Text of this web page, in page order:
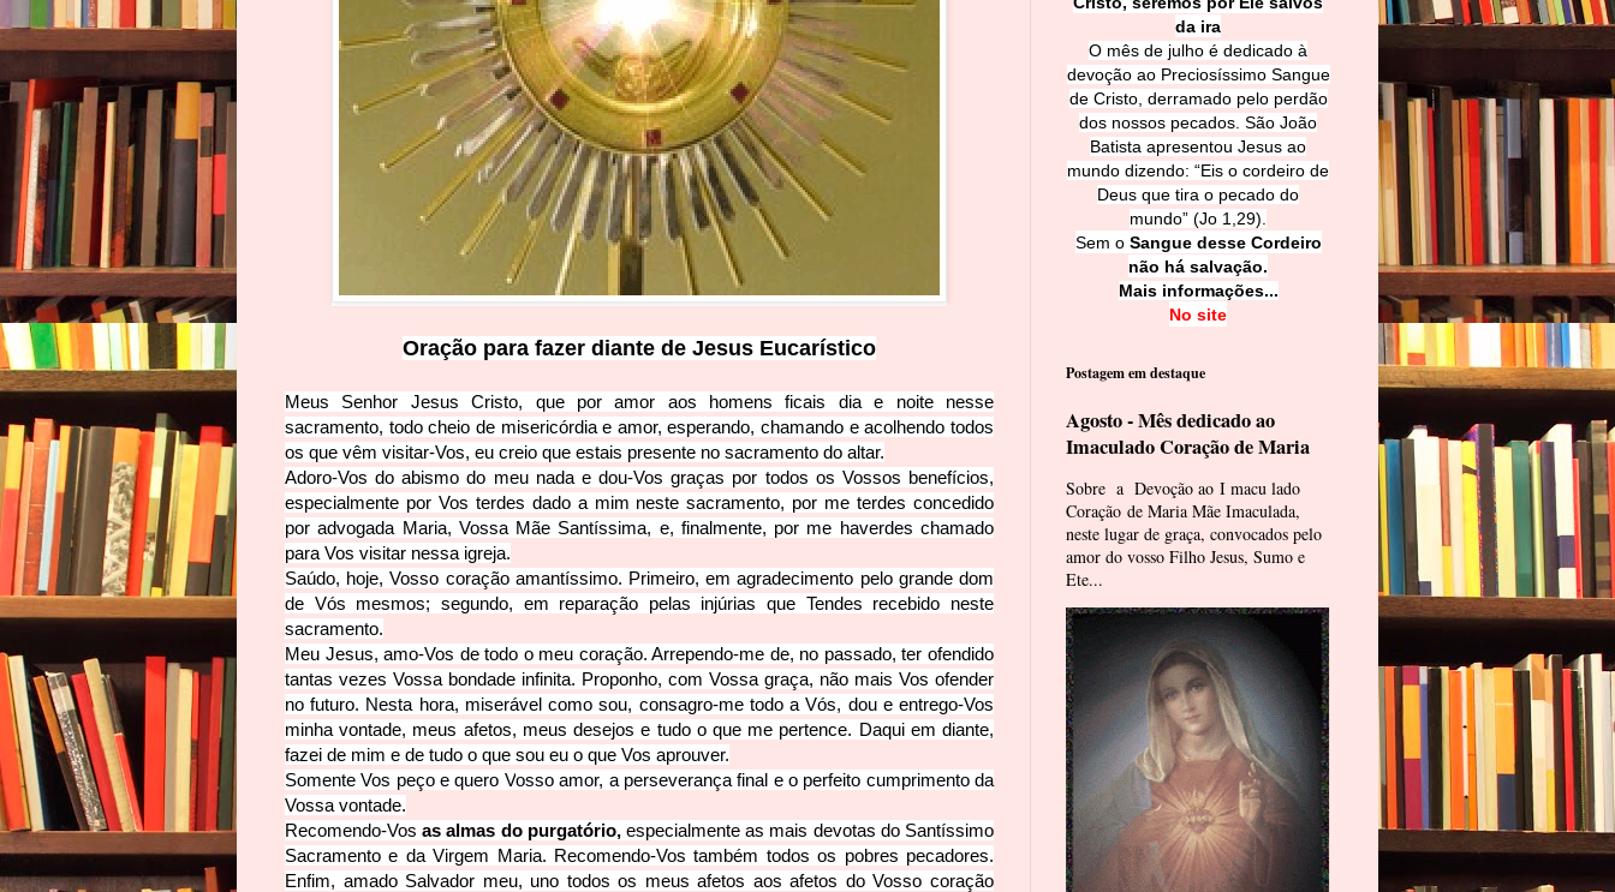
Oração para fazer diante de Jesus Eucarístico
Meus Senhor Jesus Cristo, que por amor aos homens ficais dia e noite nesse
sacramento, todo cheio de misericórdia e amor, esperando, chamando e acolhendo todos
os que vêm visitar-­Vos, eu creio que estais presente no sacramento do altar.
Adoro-Vos do abismo do meu nada e dou-­Vos graças por todos os Vossos benefícios,
especialmente por Vos terdes dado a mim neste sacramento, por me terdes concedido
por advogada Maria, Vossa Mãe Santíssima, e, finalmente, por me haverdes chamado
para Vos visitar nessa igreja.
Saúdo, hoje, Vosso coração amantíssimo. Primeiro, em agradecimento pelo grande dom
de Vós mesmos; segundo, em reparação pelas injúrias que Tendes recebido neste
sacramento.
Meu Jesus, amo-­Vos de todo o meu coração. Arrependo-­me de, no passado, ter ofendido
tantas vezes Vossa bondade infinita. Proponho, com Vossa graça, não mais Vos ofender
no futuro. Nesta hora, miserável como sou, consagro-­me todo a Vós, dou e entrego-Vos
minha vontade, meus afetos, meus desejos e tudo o que me pertence. Daqui em diante,
fazei de mim e de tudo o que sou eu o que Vos aprouver.
Somente Vos peço e quero Vosso amor, a perseverança final e o perfeito cumprimento da
Vossa vontade.
Recomendo-Vosas almas do purgatório,especialmente as mais devotas do Santíssimo
Sacramento e da Virgem Maria. Recomendo-­Vos também todos os pobres pecadores.
Enfim, amado Salvador meu, uno todos os meus afetos aos afetos do Vosso coração
da ira
O mês de julho é dedicado à
devoção ao Preciosíssimo Sangue
de Cristo, derramado pelo perdão
dos nossos pecados. São João
Batista apresentou Jesus ao
mundo dizendo: “Eis o cordeiro de
Deus que tira o pecado do
mundo” (Jo 1,29).
Sem o Sangue desse Cordeiro
não há salvação.
Mais informações...
No site
Postagem em destaque
Agosto - Mês dedicado ao
Imaculado Coração de Maria
Sobre a Devoção ao I macu lado
Coração de Maria Mãe Imaculada,
neste lugar de graça, convocados pelo
amor do vosso Filho Jesus, Sumo e
Ete...